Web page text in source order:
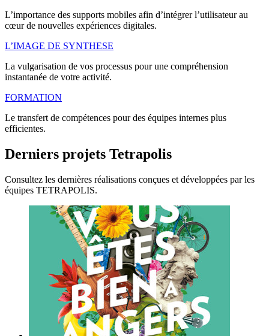
L’importance des supports mobiles afin d’intégrer l’utilisateur au
cœur de nouvelles expériences digitales.
L’IMAGE DE SYNTHESE
La vulgarisation de vos processus pour une compréhension
instantanée de votre activité.
FORMATION
Le transfert de compétences pour des équipes internes plus
efficientes.
Derniers projets Tetrapolis
Consultez les dernières réalisations conçues et développées par les
équipes TETRAPOLIS.